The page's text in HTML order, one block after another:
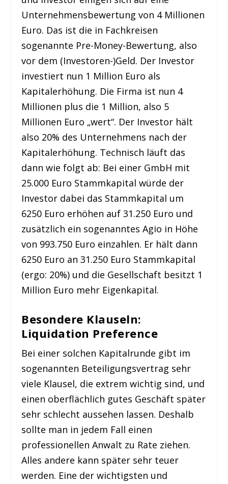
Unternehmensbewertung von 4 Millionen
Euro. Das ist die in Fachkreisen
sogenannte Pre-Money-Bewertung, also
vor dem (Investoren-)Geld. Der Investor
investiert nun 1 Million Euro als
Kapitalerhöhung. Die Firma ist nun 4
Millionen plus die 1 Million, also 5
Millionen Euro „wert“. Der Investor hält
also 20% des Unternehmens nach der
Kapitalerhöhung. Technisch läuft das
dann wie folgt ab: Bei einer GmbH mit
25.000 Euro Stammkapital würde der
Investor dabei das Stammkapital um
6250 Euro erhöhen auf 31.250 Euro und
zusätzlich ein sogenanntes Agio in Höhe
von 993.750 Euro einzahlen. Er hält dann
6250 Euro an 31.250 Euro Stammkapital
(ergo: 20%) und die Gesellschaft besitzt 1
Million Euro mehr Eigenkapital.
Besondere Klauseln:
Liquidation Preference
Bei einer solchen Kapitalrunde gibt im
sogenannten Beteiligungsvertrag sehr
viele Klausel, die extrem wichtig sind, und
einen oberflächlich gutes Geschäft später
sehr schlecht aussehen lassen. Deshalb
sollte man in jedem Fall einen
professionellen Anwalt zu Rate ziehen.
Alles andere kann später sehr teuer
werden. Eine der wichtigsten und